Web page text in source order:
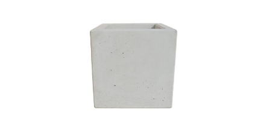
Material:
Architekturbeton